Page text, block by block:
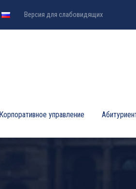
Версия для слабовидящих
Корпоративное управление